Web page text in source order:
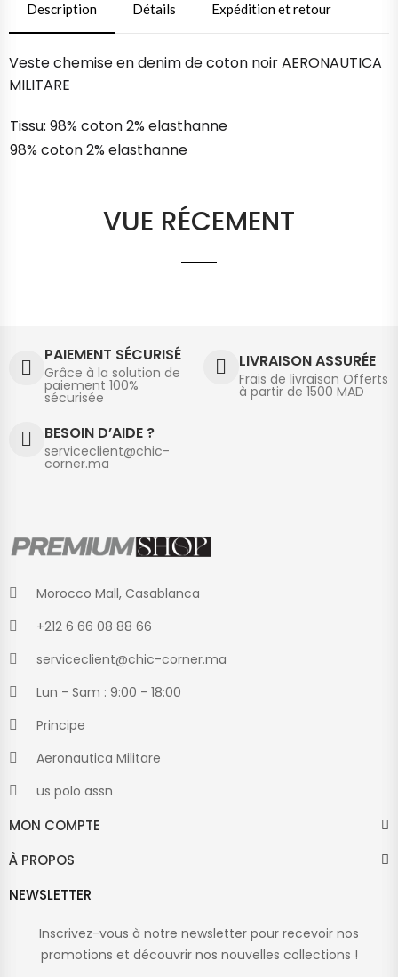
Description Détails Expédition et retour
Veste chemise en denim de coton noir AERONAUTICA
MILITARE
Tissu: 98% coton 2% elasthanne
98% coton 2% elasthanne
VUE RÉCEMENT
PAIEMENT SÉCURISÉ
Grâce à la solution de
paiement 100%
sécurisée
LIVRAISON ASSURÉE
Frais de livraison Offerts
à partir de 1500 MAD
BESOIN D’AIDE ?
serviceclient@chic-
corner.ma
Morocco Mall, Casablanca
+212 6 66 08 88 66
serviceclient@chic-corner.ma
Lun - Sam : 9:00 - 18:00
Principe
Aeronautica Militare
us polo assn
MON COMPTE
À PROPOS
NEWSLETTER
Inscrivez-vous à notre newsletter pour recevoir nos
promotions et découvrir nos nouvelles collections !